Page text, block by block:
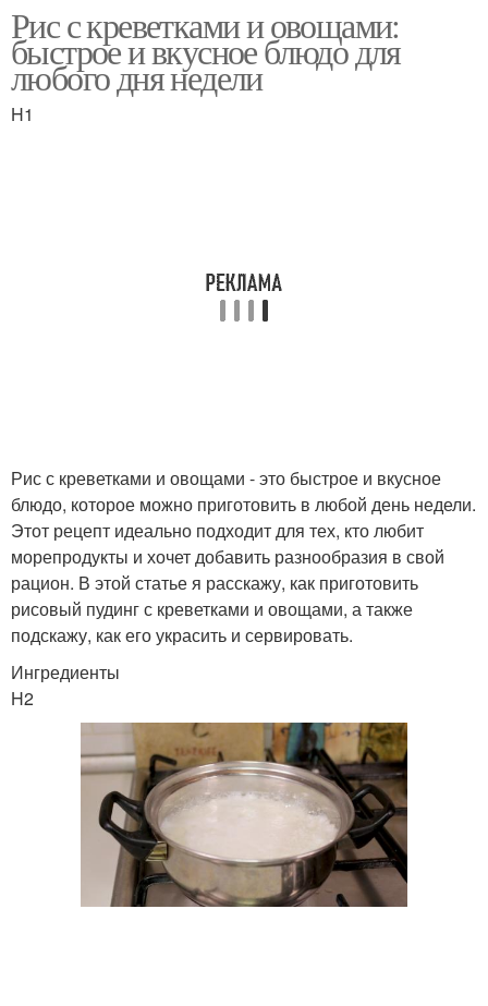
Рис с луком Рис с курицей
Рис с морепродуктами Рис с тунцом
Рис с лососем Рис с яйцом
Рис без определенных
ингредиентов
Рис с колбасой
Салат с рисом Рис с сосисками
Рис с креветками и овощами:
быстрое и вкусное блюдо для
любого дня недели
H1
Рис с креветками и овощами - это быстрое и вкусное
блюдо, которое можно приготовить в любой день недели.
Этот рецепт идеально подходит для тех, кто любит
морепродукты и хочет добавить разнообразия в свой
рацион. В этой статье я расскажу, как приготовить
рисовый пудинг с креветками и овощами, а также
подскажу, как его украсить и сервировать.
Ингредиенты
H2